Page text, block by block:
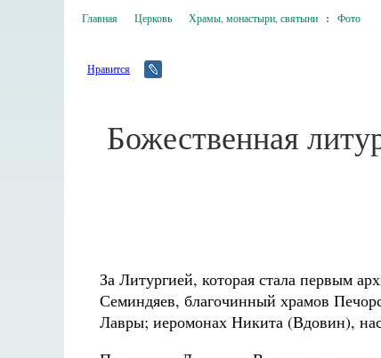
Главная Церковь Храмы, монастыри, святыни : Фото
Нравится
Божественная
За Литургией, которая стала первым
Семиндяев, благочинный храмов
Лавры; иеромонах Никита (Вдовин),